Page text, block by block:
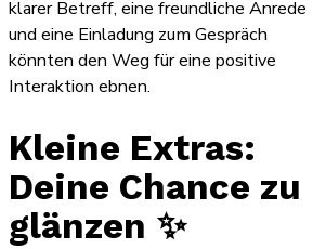
klarer Betreff, eine freundliche Anrede
und eine Einladung zum Gespräch
könnten den Weg für eine positive
Interaktion ebnen.
Kleine Extras:
Deine Chance zu
glänzen ✨